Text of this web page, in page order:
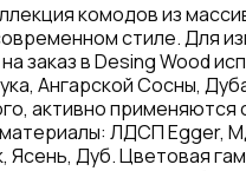
комодов из
стиле. Для
заказ в Desing Wood
Ангарской Сосны,
активно применяются
ЛДСП Egger,
Ясень, Дуб. Цветовая